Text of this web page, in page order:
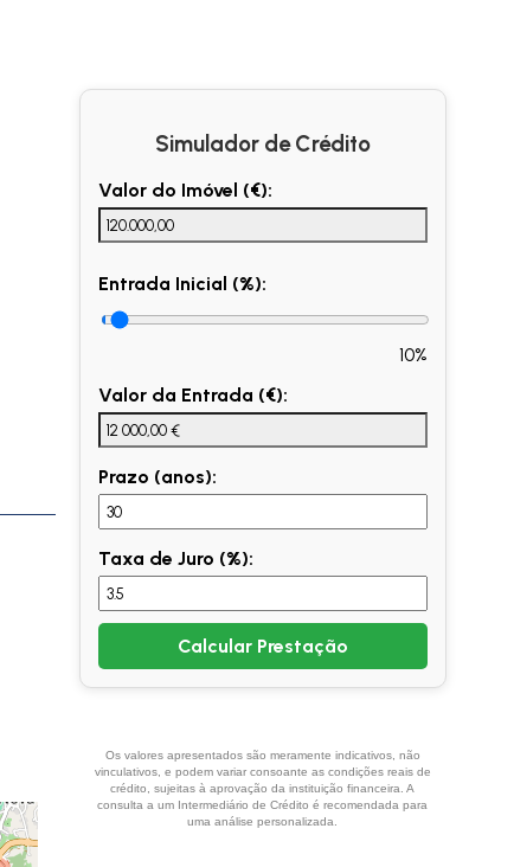
Simulador de Crédito
Valor do Imóvel (€):
Entrada Inicial (%):
10%
Valor da Entrada (€):
Prazo (anos):
Taxa de Juro (%):
Calcular Prestação
Os valores apresentados são meramente indicativos, não
vinculativos, e podem variar consoante as condições reais de
crédito, sujeitas à aprovação da instituição financeira. A
consulta a um Intermediário de Crédito é recomendada para
uma análise personalizada.